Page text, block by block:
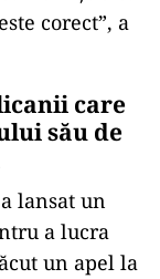
corect”, a
care
său de
lansat un
a lucra
un apel la